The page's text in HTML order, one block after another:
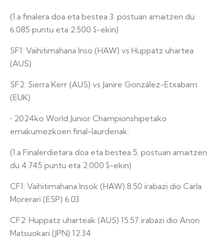
(1.a finalera doa eta bestea 3. postuan amaitzen du
6.085 puntu eta 2.500 $-ekin)
SF1: Vaihitimahana Inso (HAW) vs Huppatz uhartea
(AUS)
SF2: Sierra Kerr (AUS) vs Janire González-Etxabarri
(EUK)
• 2024ko World Junior Championshipetako
emakumezkoen final-laurdenak:
(1.a Finalerdietara doa eta bestea 5. postuan amaitzen
du 4.745 puntu eta 2.000 $-ekin)
CF1: Vaihitimahana Insok (HAW) 8.50 irabazi dio Carla
Morerari (ESP) 6.03
CF2: Huppatz uharteak (AUS) 15.57 irabazi dio Anon
Matsuokari (JPN) 12.34